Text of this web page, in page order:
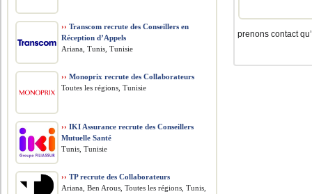
prenons contact
›› Transcom recrute des Conseillers en
Réception d’Appels
Ariana, Tunis, Tunisie
›› Monoprix recrute des Collaborateurs
Toutes les régions, Tunisie
›› IKI Assurance recrute des Conseillers
Mutuelle Santé
Tunis, Tunisie
›› TP recrute des Collaborateurs
Ariana, Ben Arous, Toutes les régions, Tunis,